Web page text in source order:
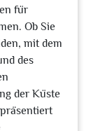
für
Ob Sie
mit dem
des
der Küste